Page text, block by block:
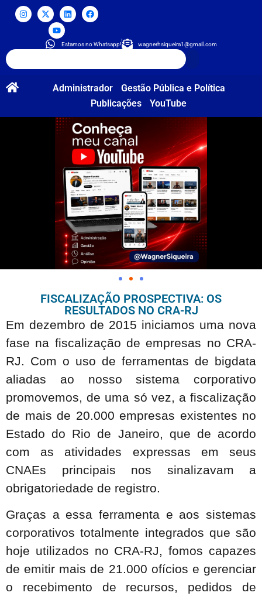
Estamos no Whatsapp! wagnerhsiqueira1@gmail.com
Administrador
Gestão Pública e Política
Publicações
YouTube
FISCALIZAÇÃO PROSPECTIVA: OS
RESULTADOS NO CRA-RJ
Em dezembro de 2015 iniciamos uma nova
fase na fiscalização de empresas no CRA-
RJ. Com o uso de ferramentas de bigdata
aliadas ao nosso sistema corporativo
promovemos, de uma só vez, a fiscalização
de mais de 20.000 empresas existentes no
Estado do Rio de Janeiro, que de acordo
com as atividades expressas em seus
CNAEs principais nos sinalizavam a
obrigatoriedade de registro.
Graças a essa ferramenta e aos sistemas
corporativos totalmente integrados que são
hoje utilizados no CRA-RJ, fomos capazes
de emitir mais de 21.000 ofícios e gerenciar
o recebimento de recursos, pedidos de